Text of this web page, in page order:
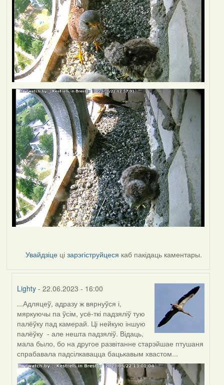
Увайдзіце цізарэгіструйцеся каб пакідаць каментары.
Lighty - 22.06.2023 - 16:00
In
reply
to
by
Harrier
...Адляцеў, адразу ж вярнуўся і,
мяркуючы па ўсім, усё-ткі падзяліў тую
палёўку пад камерай. Ці нейкую іншую
палёўку - але нешта падзяліў. Відаць,
мала было, бо на другое развітанне старэйшае птушаня
спрабавала падсілкавацца бацькавым хвастом...